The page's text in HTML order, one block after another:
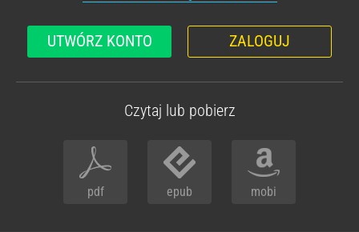
UTWÓRZ KONTO ZALOGUJ
Czytaj lub pobierz
pdf epub mobi